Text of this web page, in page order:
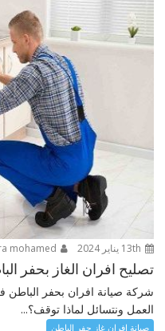
تصليح افران الغاز بحفر الباطن
شركة صيانة افران بحفر الباطن
العمل ونتسائل لماذا توقف؟...
صيانة افران غاز حفر الباطن